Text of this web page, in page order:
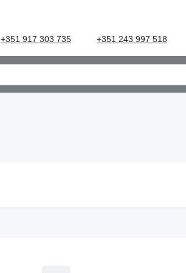
+351 917 303 735 +351 243 997 518